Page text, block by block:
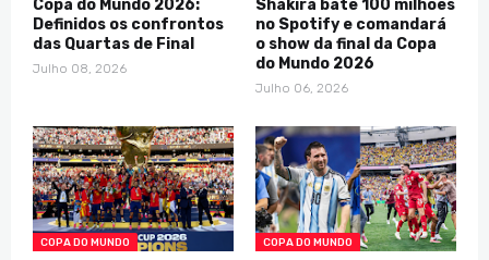
Copa do Mundo 2026:
Definidos os confrontos
das Quartas de Final
Julho 08, 2026
Shakira bate 100 milhões
no Spotify e comandará
o show da final da Copa
do Mundo 2026
Julho 06, 2026
COPA DO MUNDO COPA DO MUNDO